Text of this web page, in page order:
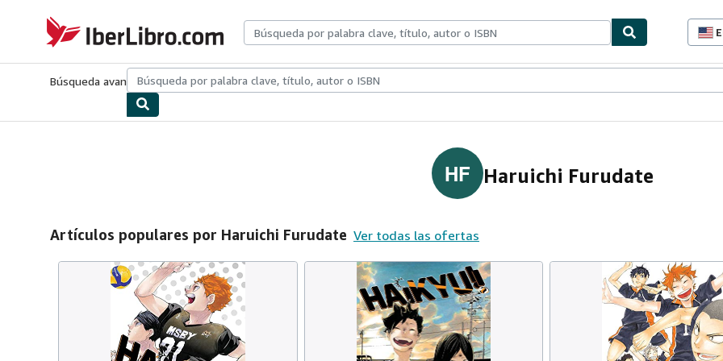
IberLibro.com
Búsqueda avanzadaColecciones Libros antiguosArte y coleccionismo
HF Haruichi Furudate
Artículos populares por Haruichi Furudate Ver todas las ofertas